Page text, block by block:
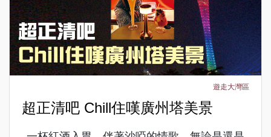
遊走大灣區
超正清吧 Chill住嘆廣州塔美景